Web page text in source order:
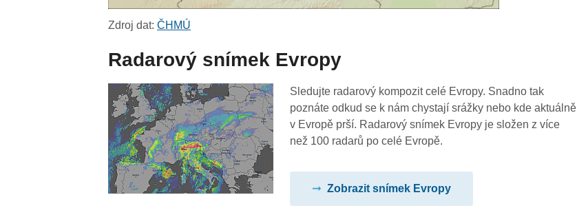
03:50
03:40
03:30
Zdroj dat:ČHMÚ
Radarový snímek Evropy
Sledujte radarový kompozit celé Evropy. Snadno tak
poznáte odkud se k nám chystají srážky nebo kde aktuálně
v Evropě prší. Radarový snímek Evropy je složen z více
než 100 radarů po celé Evropě.
Zobrazit snímek Evropy